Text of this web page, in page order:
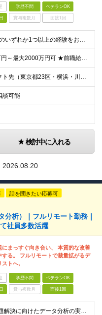
学歴不問 ベテランOK
賞与複数月 面接1回
■学歴不問 ■以下のいずれか1つ以上の経験をお持ちの方 ・ITプロジェクトで、PMやPLとして顧客折衝・上流工程・マネジメントなどの経験がある方 ・ITコンサルタントとしての実務経験がある方 ≪以下
★想定年収800万円～最大2000万円可 ★前職給与を考慮 ★ストックオプション付与あり（IPO間近） ★昇給制度あり ┗入社6カ月後に3％以上の昇給があります。その後、業績に合わせて適宜、昇給します
本社・プロジェクト先（東京都23区・横浜・川崎・千葉・埼玉が中心）いずれかでの勤務となります（常駐は全体の1割程度！） 《本社》東京都港区虎ノ門3-5-1 虎ノ門37森ビル12F ※(変更の範囲)
談可能
検討中に入れる
2026.08.20
話を聞きたい応募可
析）｜フルリモート勤務｜
社員多数活躍
にまっすぐ向き合い、 本質的な改善
する。 フルリモートで裁量拡がるデ
トへ。
学歴不問 ベテランOK
賞与複数月 面接1回
◆学歴不問 ◆課題解決に向けたデータ分析の実務経験 ※事業会社でのご経験をお持ちの方、 データ分析～プレゼンまでのご経験をお持ちの方は尚歓迎します ＜歓迎要件・求める人物像＞ ◎複雑な課題を整理し